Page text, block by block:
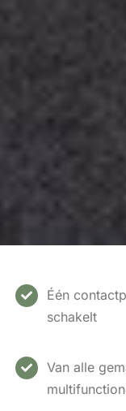
Één
schakelt
Van alle